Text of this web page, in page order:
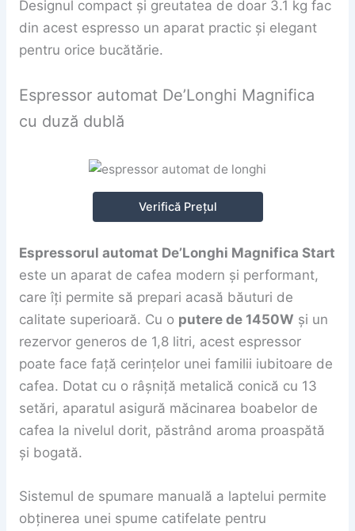
Designul compact și greutatea de doar 3.1 kg fac
din acest espresso un aparat practic și elegant
pentru orice bucătărie.
Espressor automat De’Longhi Magnifica
cu duză dublă
Verifică Prețul
Espressorul automat De’Longhi Magnifica Start
este un aparat de cafea modern și performant,
care îți permite să prepari acasă băuturi de
calitate superioară. Cu o putere de 1450W și un
rezervor generos de 1,8 litri, acest espressor
poate face față cerințelor unei familii iubitoare de
cafea. Dotat cu o râșniță metalică conică cu 13
setări, aparatul asigură măcinarea boabelor de
cafea la nivelul dorit, păstrând aroma proaspătă
și bogată.
Sistemul de spumare manuală a laptelui permite
obținerea unei spume catifelate pentru